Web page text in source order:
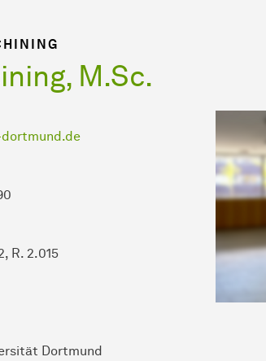
M.Sc.
R. 2.015
Dortmund